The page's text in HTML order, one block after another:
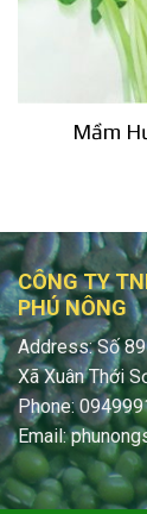
Mầm
CÔNG TY
PHÚ NÔNG
Address: Số
Xã Xuân Thới
Phone:
Email: